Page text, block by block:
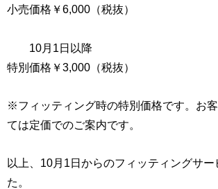
小売価格￥6,000（税抜）
10月1日
特別価格￥3,000（税抜）
※フィッティング時の特別価格です。お
ては定価でのご案内です。
以上、10月1日からのフィッティングサー
た。